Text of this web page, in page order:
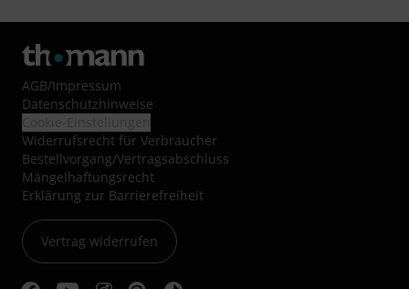
AGB/Impressum
Datenschutzhinweise
Widerrufsrecht für Verbraucher
Bestellvorgang/Vertragsabschluss
Mängelhaftungsrecht
Erklärung zur Barrierefreiheit
Vertrag widerrufen